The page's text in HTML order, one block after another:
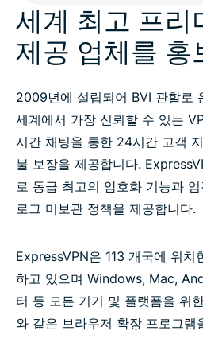
세계 최고 프리
제공 업체를 홍
2009년에 설립되어 BVI 관할로
세계에서 가장 신뢰할 수 있는
시간 채팅을 통한 24시간 고객
불 보장을 제공합니다.
로 동급 최고의 암호화 기능과
로그 미보관 정책을 제공합니다.
ExpressVPN은 113 개국에 위치
하고 있으며 Windows, Mac,
터 등 모든 기기 및 플랫폼을 위
와 같은 브라우저 확장 프로그램